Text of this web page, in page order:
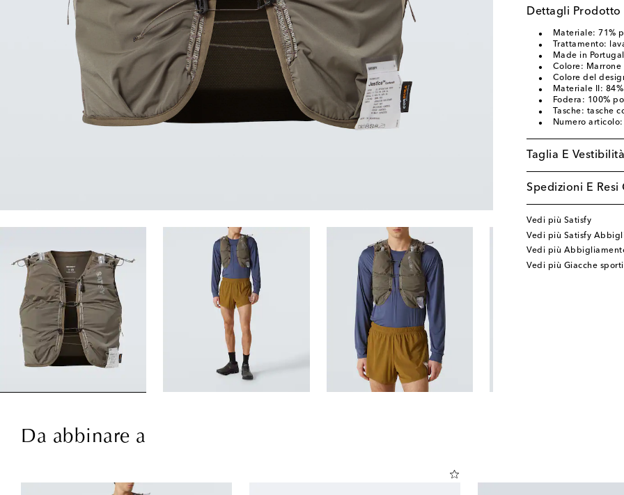
Dettagli Prodotto
Materiale: 71%
Trattamento:
Made in Portugal
Colore: Marrone
Colore del
Materiale II:
Fodera: 100%
Tasche: tasche
Numero
Taglia E Vestibilità
Spedizioni E Resi
Vedi più Satisfy
Vedi più Satisfy
Vedi più
Vedi più Giacche
Da abbinare a